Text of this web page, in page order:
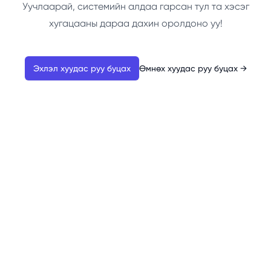
Уучлаарай, системийн алдаа гарсан тул та хэсэг
хугацааны дараа дахин оролдоно уу!
Эхлэл хуудас руу буцах Өмнөх хуудас руу буцах →